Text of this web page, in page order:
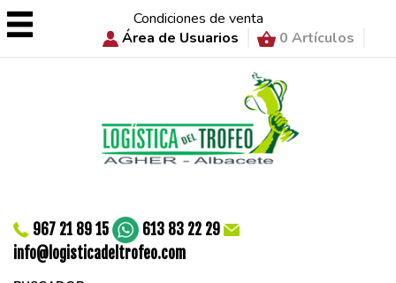
Condiciones de venta
Área de Usuarios
0 Artículos
967 21 89 15
613 83 22 29
info@logisticadeltrofeo.com